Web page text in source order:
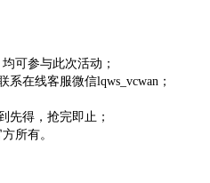
可参与此次活动；
在线客服微信lqws_vcwan；
先得，抢完即止；
所有。